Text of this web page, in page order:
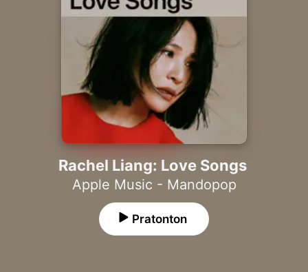
Pasang Apple Music
Rachel Liang: Love Songs
Apple Music - Mandopop
Pratonton